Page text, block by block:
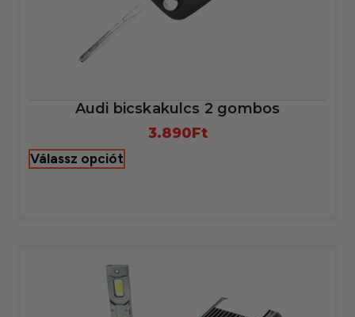
Audi bicskakulcs 2 gombos
3.890Ft
Válassz opciót